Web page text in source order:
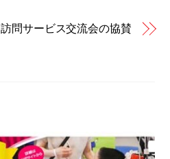
訪問サービス交流会の協賛